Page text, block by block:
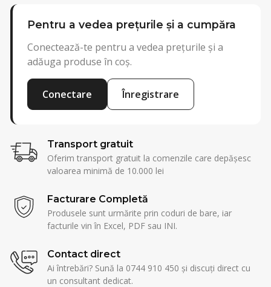
Pentru a vedea prețurile și a cumpăra
Conectează-te pentru a vedea prețurile și a
adăuga produse în coș.
Conectare Înregistrare
Transport gratuit
Oferim transport gratuit la comenzile care depășesc
valoarea minimă de 10.000 lei
Facturare Completă
Produsele sunt urmărite prin coduri de bare, iar
facturile vin în Excel, PDF sau INI.
Contact direct
Ai întrebări? Sună la 0744 910 450 și discuți direct cu
un consultant dedicat.